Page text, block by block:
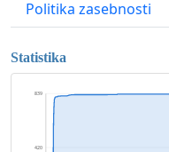
Politika zasebnosti
Statistika
420
839